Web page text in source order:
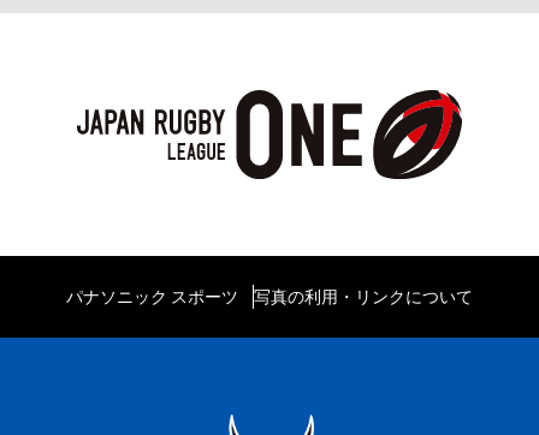
パナソニック スポーツ 写真の利用・リンクについて